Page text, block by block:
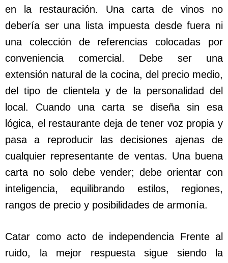
en la restauración. Una carta de vinos no
debería ser una lista impuesta desde fuera ni
una colección de referencias colocadas por
conveniencia comercial. Debe ser una
extensión natural de la cocina, del precio medio,
del tipo de clientela y de la personalidad del
local. Cuando una carta se diseña sin esa
lógica, el restaurante deja de tener voz propia y
pasa a reproducir las decisiones ajenas de
cualquier representante de ventas. Una buena
carta no solo debe vender; debe orientar con
inteligencia, equilibrando estilos, regiones,
rangos de precio y posibilidades de armonía.
Catar como acto de independencia Frente al
ruido, la mejor respuesta sigue siendo la